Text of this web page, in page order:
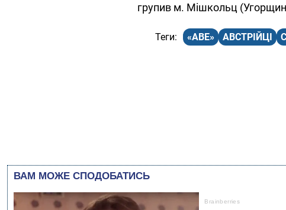
групив м. Мішкольц
«АВЕ» АВСТРІЙЦІ